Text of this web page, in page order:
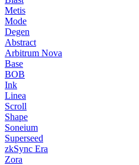
Metis
Mode
Degen
Abstract
Arbitrum Nova
Base
BOB
Ink
Linea
Scroll
Shape
Soneium
Superseed
zkSync Era
Zora